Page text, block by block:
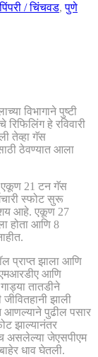
पिंपरी / चिंचवड,पुणे
विभागाने पुष्टी
हे रविवारी
तेव्हा गॅस
ठेवण्यात आला
एकूण 21 टन गॅस
स्फोट सुरू
आहे. एकूण 27
होता आणि 8
प्राप्त झाला आणि
आणि
तातडीने
झाली
आणल्याने पुढील पसार
झाल्यानंतर
असलेल्या जेएसपीएम
धाव घेतली.